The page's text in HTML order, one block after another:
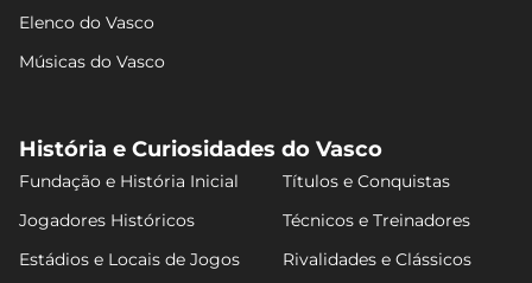
Elenco do Vasco
Músicas do Vasco
História e Curiosidades do Vasco
Fundação e História Inicial
Títulos e Conquistas
Jogadores Históricos
Técnicos e Treinadores
Estádios e Locais de Jogos
Rivalidades e Clássicos